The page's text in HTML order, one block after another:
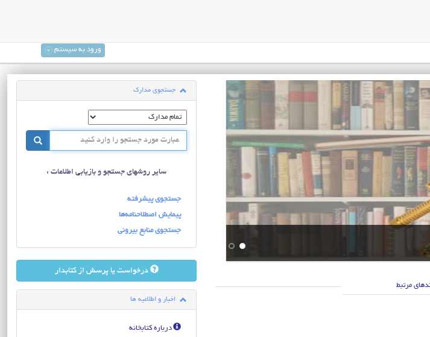
ورود به سیستم
مرتبط
جستجوی مدارک
سایر روشهای جستجو و بازیابی اطلاعات :
جستجوی پیشرفته
پیمایش اصطلاحنامه‌ها
جستجوی منابع بیرونی
درخواست یا پرسش از کتابدار
اخبار و اطلاعیه ها
درباره کتابخانه